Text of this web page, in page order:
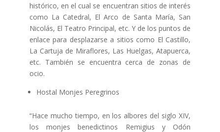
histórico, en el cual se encuentran sitios de interés
como La Catedral, El Arco de Santa María, San
Nicolás, El Teatro Principal, etc. Y de los puntos de
enlace para desplazarse a sitios como El Castillo,
La Cartuja de Miraflores, Las Huelgas, Atapuerca,
etc. También se encuentra cerca de zonas de
ocio.
Hostal Monjes Peregrinos
“Hace mucho tiempo, en los albores del siglo XIV,
los monjes benedictinos Remigius y Odón